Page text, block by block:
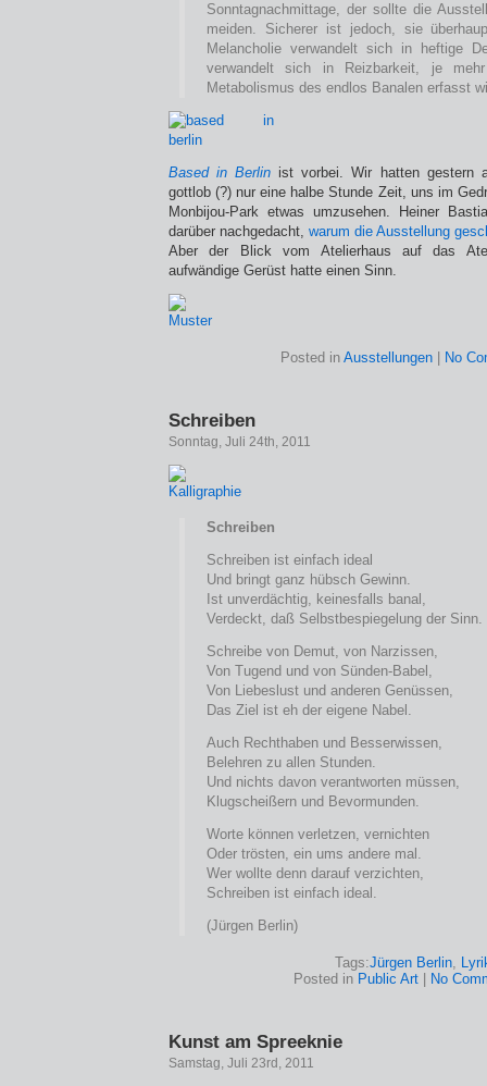
Sonntagnachmittage, der sollte die
meiden. Sicherer ist jedoch, sie
Melancholie verwandelt sich in heftige
verwandelt sich in Reizbarkeit, je
Metabolismus des endlos Banalen erfasst
Based in Berlin ist vorbei. Wir hatten gestern
gottlob (?) nur eine halbe Stunde Zeit, uns im
Monbijou-Park etwas umzusehen. Heiner
darüber nachgedacht, warum die Ausstellung
Aber der Blick vom Atelierhaus auf das
aufwändige Gerüst hatte einen Sinn.
Posted in Ausstellungen| No
Schreiben
Sonntag, Juli 24th, 2011
Schreiben
Schreiben ist einfach ideal
Und bringt ganz hübsch Gewinn.
Ist unverdächtig, keinesfalls banal,
Verdeckt, daß Selbstbespiegelung der Sinn.
Schreibe von Demut, von Narzissen,
Von Tugend und von Sünden-Babel,
Von Liebeslust und anderen Genüssen,
Das Ziel ist eh der eigene Nabel.
Auch Rechthaben und Besserwissen,
Belehren zu allen Stunden.
Und nichts davon verantworten müssen,
Klugscheißern und Bevormunden.
Worte können verletzen, vernichten
Oder trösten, ein ums andere mal.
Wer wollte denn darauf verzichten,
Schreiben ist einfach ideal.
(Jürgen Berlin)
Tags:Jürgen Berlin,
Posted in Public Art No
Kunst am Spreeknie
Samstag, Juli 23rd, 2011